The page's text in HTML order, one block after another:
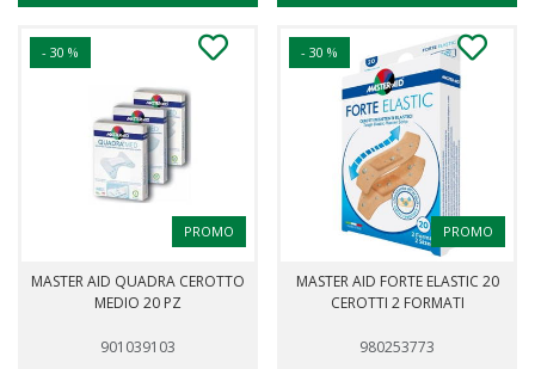
- 30 %
PROMO
MASTER AID QUADRA CEROTTO
MEDIO 20 PZ
901039103
- 30 %
PROMO
MASTER AID FORTE ELASTIC 20
CEROTTI 2 FORMATI
980253773